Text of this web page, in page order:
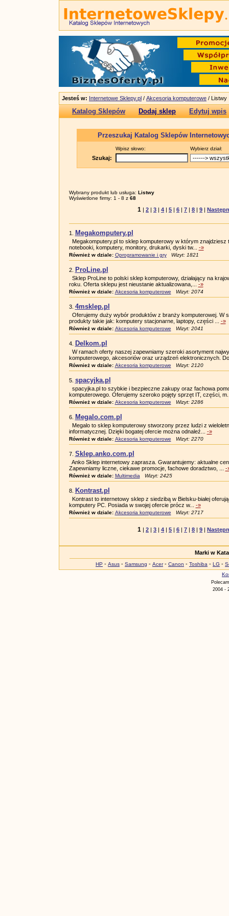
Jesteś w: Internetowe Sklepy.pl / Akcesoria komputerowe / Listwy
Katalog Sklepów Dodaj sklep Edytuj wpis
Przeszukaj Katalog Sklepów
Wpisz słowo: Wybierz dział:
Szukaj:
Wybrany produkt lub usługa: Listwy
Wyświetlone firmy: 1 - 8 z 68
1 | 2 | 3 | 4 | 5 | 6 | 7 | 8 | 9 |
1. Megakomputery.pl
Megakomputery.pl to sklep komputerowy w którym znajdziesz
notebooki, komputery, monitory, drukarki, dyski tw... -»
Również w dziale: Oprogramowanie i gry Wizyt: 1821
2. ProLine.pl
Sklep ProLine to polski sklep komputerowy, działający na
roku. Oferta sklepu jest nieustanie aktualizowana,... -»
Również w dziale: Akcesoria komputerowe Wizyt: 2074
3. 4msklep.pl
Oferujemy duży wybór produktów z branży komputerowej. W
produkty takie jak: komputery stacjonarne, laptopy, części ... -»
Również w dziale: Akcesoria komputerowe Wizyt: 2041
4. Delkom.pl
W ramach oferty naszej zapewniamy szeroki asortyment
komputerowego, akcesoriów oraz urządzeń elektronicznych.
Również w dziale: Akcesoria komputerowe Wizyt: 2120
5. spacyjka.pl
spacyjka.pl to szybkie i bezpieczne zakupy oraz fachowa
komputerowego. Oferujemy szeroko pojęty sprzęt IT, części,
Również w dziale: Akcesoria komputerowe Wizyt: 2286
6. Megalo.com.pl
Megalo to sklep komputerowy stworzony przez ludzi z
informatycznej. Dzięki bogatej ofercie można odnaleź... -»
Również w dziale: Akcesoria komputerowe Wizyt: 2270
7. Sklep.anko.com.pl
Anko Sklep internetowy zaprasza. Gwarantujemy: aktualne
Zapewniamy liczne, ciekawe promocje, fachowe doradztwo, ... -
Również w dziale: Multimedia Wizyt: 2425
8. Kontrast.pl
Kontrast to internetowy sklep z siedzibą w Bielsku-białej
komputery PC. Posiada w swojej ofercie prócz w... -»
Również w dziale: Akcesoria komputerowe Wizyt: 2717
1 | 2 | 3 | 4 | 5 | 6 | 7 | 8 | 9 |
Marki w
HP - Asus - Samsung - Acer- Canon - Toshiba - LG -
2004 -